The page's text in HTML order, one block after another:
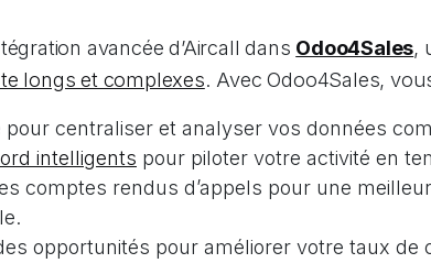
avancée d’Aircall dans Odoo4Sales,
longs et complexes. Avec Odoo4Sales,
centraliser et analyser vos données
intelligents pour piloter votre activité en
comptes rendus d’appels pour une
opportunités pour améliorer votre taux de